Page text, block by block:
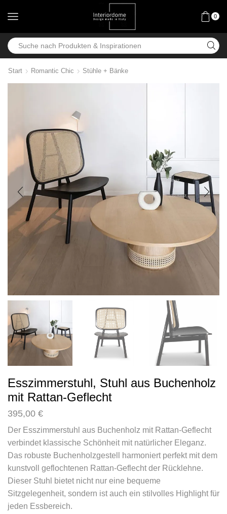
0
Start Romantic Chic Stühle + Bänke
Esszimmerstuhl, Stuhl aus Buchenholz
mit Rattan-Geflecht
395,00 €
Der Esszimmerstuhl aus Buchenholz mit Rattan-Geflecht
verbindet klassische Schönheit mit natürlicher Eleganz.
Das robuste Buchenholzgestell harmoniert perfekt mit dem
kunstvoll geflochtenen Rattan-Geflecht der Rücklehne.
Dieser Stuhl bietet nicht nur eine bequeme
Sitzgelegenheit, sondern ist auch ein stilvolles Highlight für
jeden Essbereich.